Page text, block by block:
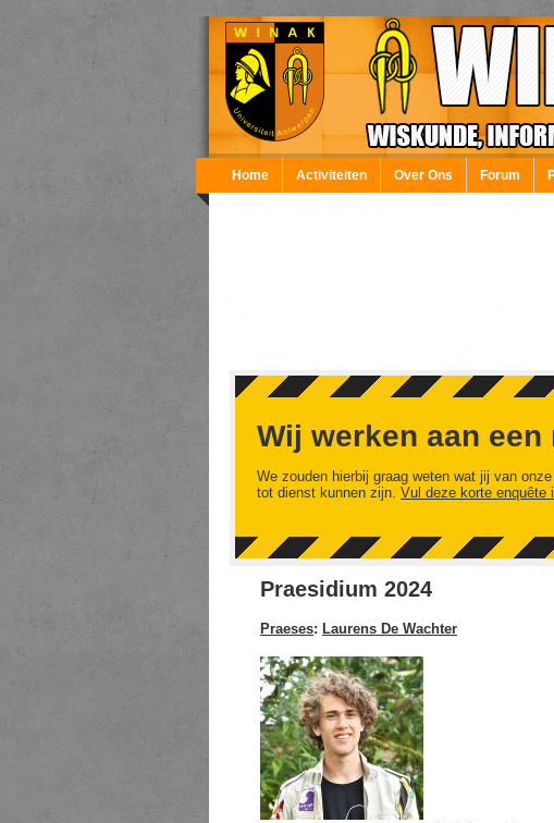
Overslaan en naar de inhoud gaan
Home Activiteiten Over Ons Forum
Wij werken aan een
We zouden hierbij graag weten wat jij van
tot dienst kunnen zijn. Vul deze korte enquête
Praesidium 2024
Praeses: Laurens De Wachter